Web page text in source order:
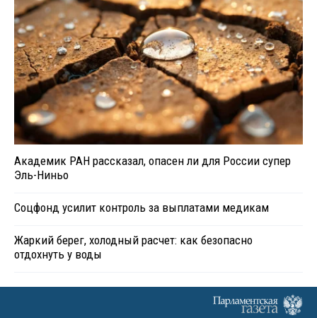
Академик РАН рассказал, опасен ли для России супер
Эль-Ниньо
Соцфонд усилит контроль за выплатами медикам
Жаркий берег, холодный расчет: как безопасно
отдохнуть у воды